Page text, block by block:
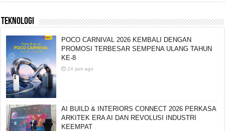
TEKNOLOGI
POCO CARNIVAL 2026 KEMBALI DENGAN
PROMOSI TERBESAR SEMPENA ULANG TAHUN
KE-8
24 jam ago
AI BUILD & INTERIORS CONNECT 2026 PERKASA
ARKITEK ERA AI DAN REVOLUSI INDUSTRI
KEEMPAT